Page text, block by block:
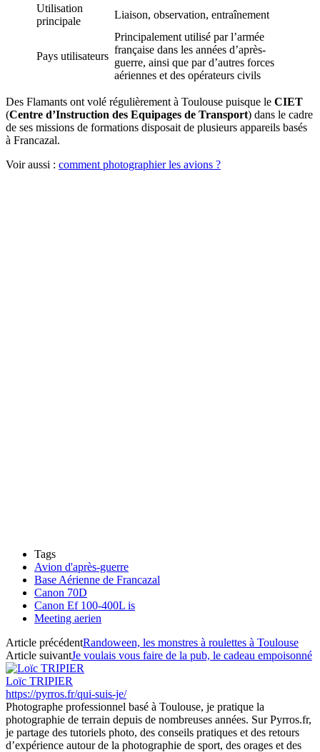
Utilisation
principale
Liaison, observation, entraînement
Pays utilisateurs
Principalement utilisé par l’armée
française dans les années d’après-
guerre, ainsi que par d’autres forces
aériennes et des opérateurs civils
Des Flamants ont volé régulièrement à Toulouse puisque le CIET
(Centre d’Instruction des Equipages de Transport) dans le cadre
de ses missions de formations disposait de plusieurs appareils basés
à Francazal.
Voir aussi : comment photographier les avions ?
Tags
Avion d'après-guerre
Base Aérienne de Francazal
Canon 70D
Canon Ef 100-400L is
Meeting aerien
Article précédentRandoween, les monstres à roulettes à Toulouse
Article suivantJe voulais vous faire de la pub, le cadeau empoisonné
Loïc TRIPIER
https://pyrros.fr/qui-suis-je/
Photographe professionnel basé à Toulouse, je pratique la
photographie de terrain depuis de nombreuses années. Sur Pyrros.fr,
je partage des tutoriels photo, des conseils pratiques et des retours
d’expérience autour de la photographie de sport, des orages et des